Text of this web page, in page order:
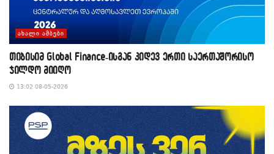
ᲐᲮᲐᲚᲘ ᲐᲛᲑᲔᲑᲘ
თიბისიმ Global Finance-ისგან კიდევ ერთი საერთაშორისო
ჯილდო მიიღო
13:02 08-05-2026